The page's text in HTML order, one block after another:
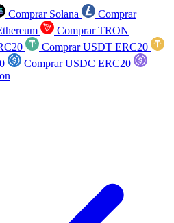
Comprar Solana
Comprar
Comprar TRON
Comprar USDT ERC20
Comprar USDC ERC20